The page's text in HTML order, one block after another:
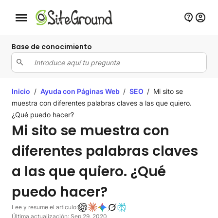
Botón de navegación móvil
Base de conocimiento
Inicio / Ayuda con Páginas Web / SEO / Mi sito se
muestra con diferentes palabras claves a las que quiero.
¿Qué puedo hacer?
Mi sito se muestra con
diferentes palabras claves
a las que quiero. ¿Qué
puedo hacer?
Lee y resume el articulo:
Última actualización: Sep 29, 2020